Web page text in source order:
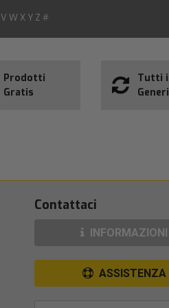
V W X Y Z #
Prodotti
Gratis
Tutti i
Generi
Contattaci
INFORMAZIONI
ASSISTENZA